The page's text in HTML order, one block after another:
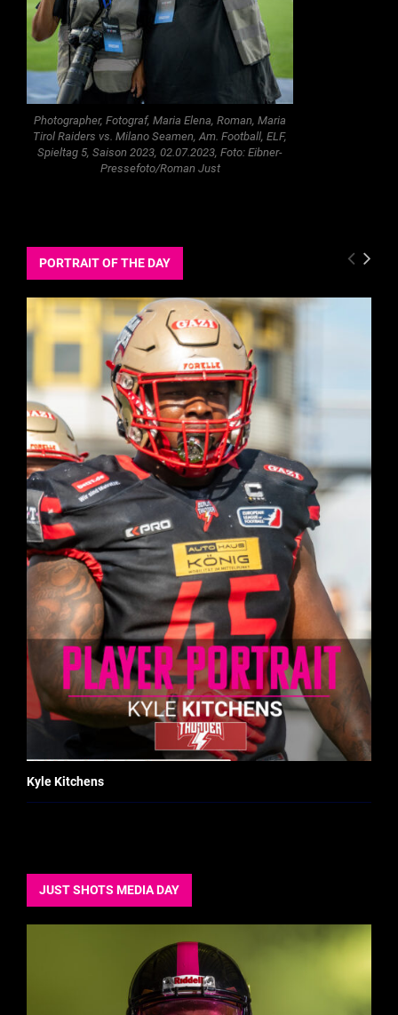
Photographer, Fotograf, Maria Elena, Roman, Maria
Tirol Raiders vs. Milano Seamen, Am. Football, ELF,
Spieltag 5, Saison 2023, 02.07.2023, Foto: Eibner-
Pressefoto/Roman Just
PORTRAIT OF THE DAY
Kyle Kitchens
JUST SHOTS MEDIA DAY